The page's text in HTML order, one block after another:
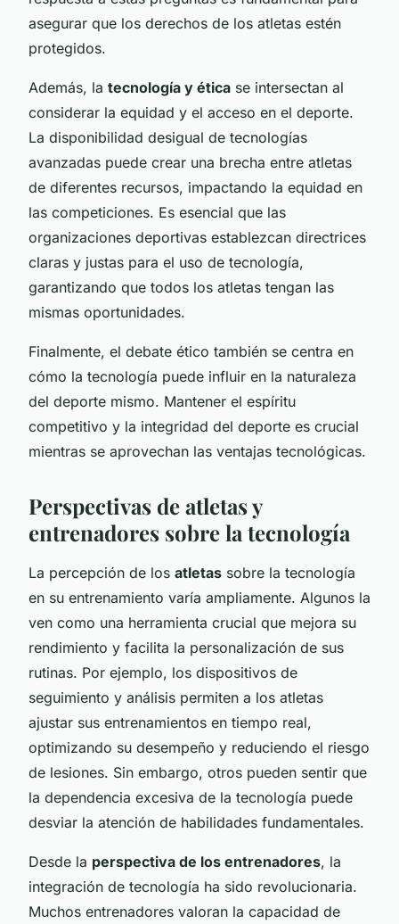
asegurar que los derechos de los atletas estén
protegidos.
Además, la tecnología y ética se intersectan al
considerar la equidad y el acceso en el deporte.
La disponibilidad desigual de tecnologías
avanzadas puede crear una brecha entre atletas
de diferentes recursos, impactando la equidad en
las competiciones. Es esencial que las
organizaciones deportivas establezcan directrices
claras y justas para el uso de tecnología,
garantizando que todos los atletas tengan las
mismas oportunidades.
Finalmente, el debate ético también se centra en
cómo la tecnología puede influir en la naturaleza
del deporte mismo. Mantener el espíritu
competitivo y la integridad del deporte es crucial
mientras se aprovechan las ventajas tecnológicas.
Perspectivas de atletas y
entrenadores sobre la tecnología
La percepción de los atletas sobre la tecnología
en su entrenamiento varía ampliamente. Algunos la
ven como una herramienta crucial que mejora su
rendimiento y facilita la personalización de sus
rutinas. Por ejemplo, los dispositivos de
seguimiento y análisis permiten a los atletas
ajustar sus entrenamientos en tiempo real,
optimizando su desempeño y reduciendo el riesgo
de lesiones. Sin embargo, otros pueden sentir que
la dependencia excesiva de la tecnología puede
desviar la atención de habilidades fundamentales.
Desde la perspectiva de los entrenadores, la
integración de tecnología ha sido revolucionaria.
Muchos entrenadores valoran la capacidad de